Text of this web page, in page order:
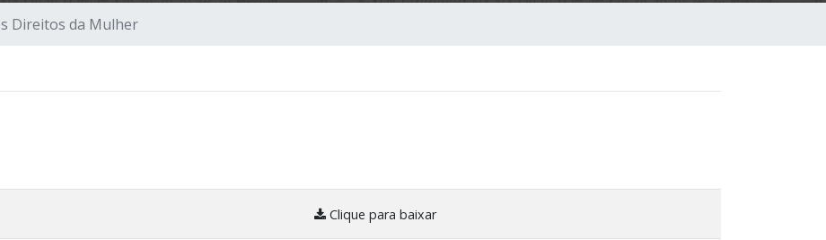
Direitos da Mulher
Clique para baixar